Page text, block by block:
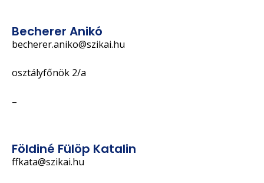
Becherer Anikó
becherer.aniko@szikai.hu
osztályfőnök 2/a
–
Földiné Fülöp Katalin
ffkata@szikai.hu